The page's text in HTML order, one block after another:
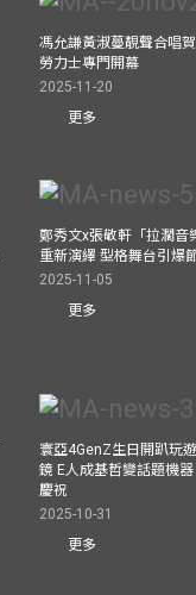
馮允謙黃淑蔓靚聲合唱
勞力士專門開幕
2025-11-20
更多
鄭秀文x張敬軒「拉濶音
重新演繹 型格舞台引爆
2025-11-05
更多
寰亞4GenZ生日開趴玩
鏡 E人成基哲變話題機
慶祝
2025-10-31
更多